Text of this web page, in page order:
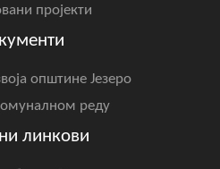
пројекти
општине Језеро
реду
линкови